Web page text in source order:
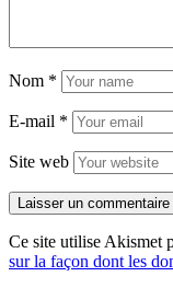
Nom *
E-mail *
Site web
Ce site utilise Akismet
sur la façon dont les